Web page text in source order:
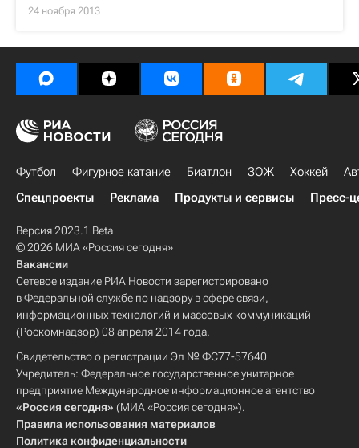
24 ноября 2013
Футбол Фигурное катание Биатлон ЗОЖ Хоккей
Спецпроекты
Реклама Продукты и сервисы Пресс-
Версия 2023.1 Beta
© 2026 МИА «Россия сегодня»
Вакансии
Сетевое издание РИА Новости зарегистрировано
в Федеральной службе по надзору в сфере связи,
информационных технологий и массовых коммуникаций
(Роскомнадзор) 08 апреля 2014 года.
Свидетельство о регистрации Эл № ФС77-57640
Учредитель: Федеральное государственное унитарное
предприятие Международное информационное агентство
«Россия сегодня» (МИА «Россия сегодня»).
Правила использования материалов
Политика конфиденциальности